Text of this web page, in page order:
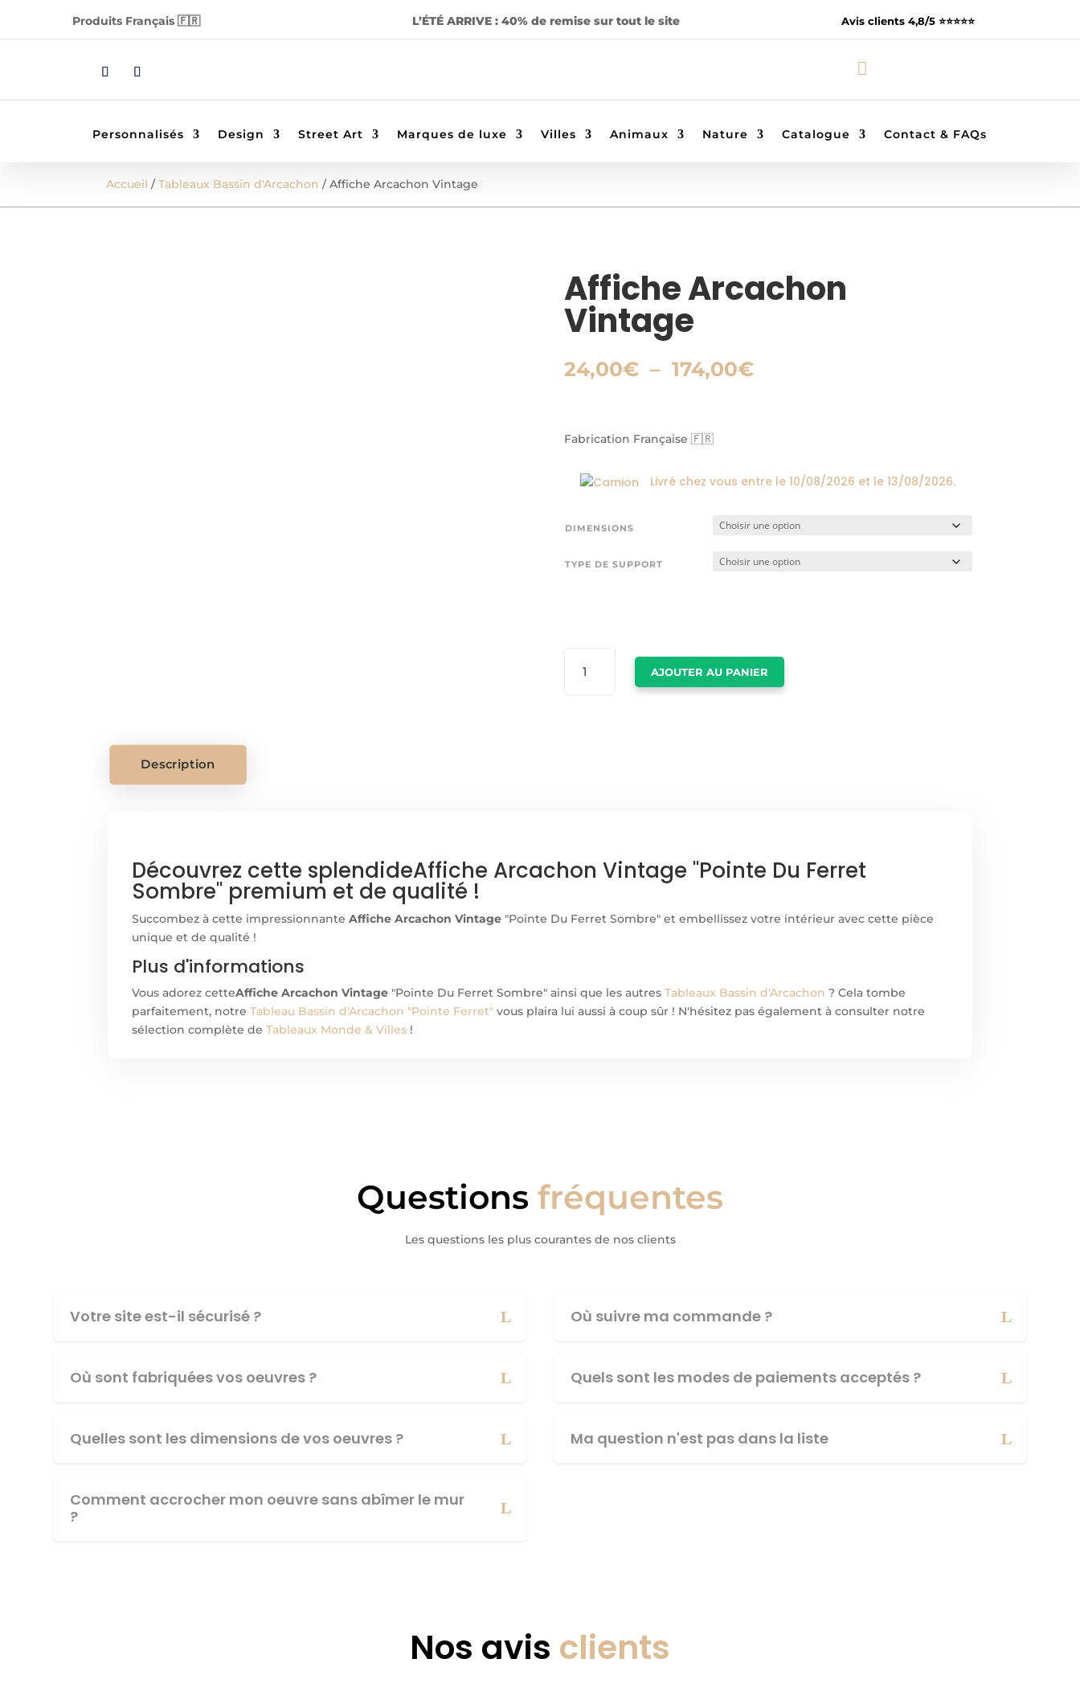
Produits Français 🇫🇷 L’ÉTÉ ARRIVE : 40% de remise sur tout le site Avis clients 4,8/5 ⭐️⭐️⭐️⭐️⭐️

Personnalisés Design Street Art Marques de luxe Villes Animaux Nature Catalogue Contact & FAQs
Accueil /Tableaux Bassin d'Arcachon / Affiche Arcachon Vintage
Affiche Arcachon
Vintage
24,00€ – 174,00€Plage
Fabrication Française 🇫🇷
Livré chez vous entre le10/08/2026 et le13/08/2026.
DIMENSIONS
TYPE DE SUPPORT
AJOUTER AU PANIER
Description
Découvrez cette splendideAffiche Arcachon Vintage "Pointe Du Ferret
Sombre" premium et de qualité !
Succombez à cette impressionnanteAffiche Arcachon Vintage "Pointe Du Ferret Sombre" et embellissez votre intérieur avec cette pièce
unique et de qualité !
Plus d'informations
Vous adorez cetteAffiche Arcachon Vintage "Pointe Du Ferret Sombre" ainsi que les autresTableaux Bassin d'Arcachon ? Cela tombe
parfaitement, notreTableau Bassin d'Arcachon "Pointe Ferret" vous plaira lui aussi à coup sûr ! N'hésitez pas également à consulter notre
sélection complète deTableaux Monde & Villes !
Questions fréquentes
Les questions les plus courantes de nos clients
Votre site est-il sécurisé ?
Où sont fabriquées vos oeuvres ?
Quelles sont les dimensions de vos oeuvres ?
Comment accrocher mon oeuvre sans abîmer le mur
?
Où suivre ma commande ?
Quels sont les modes de paiements acceptés ?
Ma question n'est pas dans la liste
Nos avis clients